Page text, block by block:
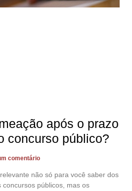
após o prazo
concurso público?
comentário
não só para você saber dos
públicos, mas os